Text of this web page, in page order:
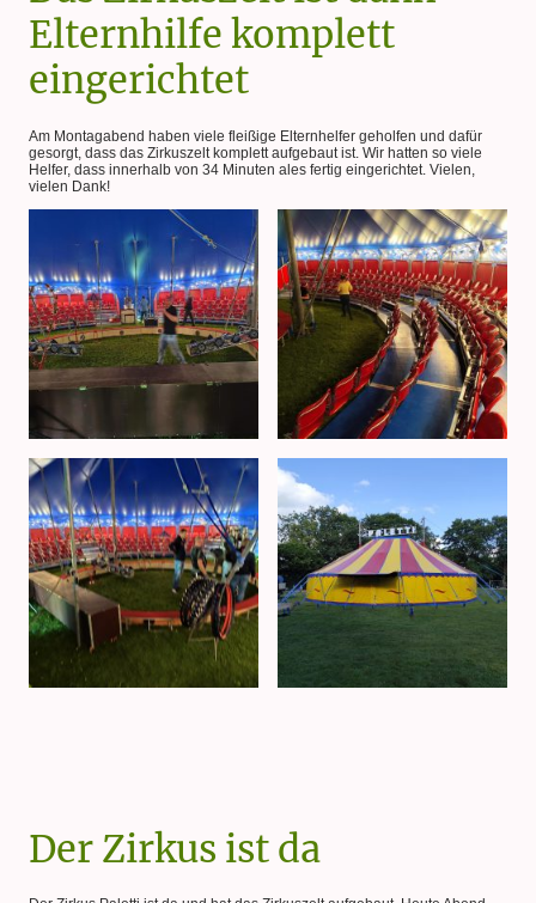
Elternhilfe komplett
eingerichtet
Am Montagabend haben viele fleißige Elternhelfer geholfen und dafür
gesorgt, dass das Zirkuszelt komplett aufgebaut ist. Wir hatten so viele
Helfer, dass innerhalb von 34 Minuten ales fertig eingerichtet. Vielen,
vielen Dank!
Der Zirkus ist da